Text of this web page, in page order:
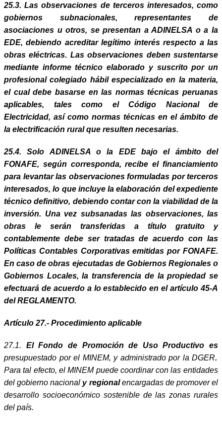
25.3. Las observaciones de terceros interesados, como
gobiernos subnacionales, representantes de
asociaciones u otros, se presentan a ADINELSA o a la
EDE, debiendo acreditar legítimo interés respecto a las
obras eléctricas. Las observaciones deben sustentarse
mediante informe técnico elaborado y suscrito por un
profesional colegiado hábil especializado en la materia,
el cual debe basarse en las normas técnicas peruanas
aplicables, tales como el Código Nacional de
Electricidad, así como normas técnicas en el ámbito de
la electrificación rural que resulten necesarias.
25.4. Solo ADINELSA o la EDE bajo el ámbito del
FONAFE, según corresponda, recibe el financiamiento
para levantar las observaciones formuladas por terceros
interesados, lo que incluye la elaboración del expediente
técnico definitivo, debiendo contar con la viabilidad de la
inversión. Una vez subsanadas las observaciones, las
obras le serán transferidas a título gratuito y
contablemente debe ser tratadas de acuerdo con las
Políticas Contables Corporativas emitidas por FONAFE.
En caso de obras ejecutadas de Gobiernos Regionales o
Gobiernos Locales, la transferencia de la propiedad se
efectuará de acuerdo a lo establecido en el artículo 45-A
del REGLAMENTO.
Artículo 27.- Procedimiento aplicable
27.1. El Fondo de Promoción de Uso Productivo es
presupuestado por el MINEM, y administrado por la DGER.
Para tal efecto, el MINEM puede coordinar con las entidades
del gobierno nacional y regionalencargadas de promover el
desarrollo socioeconómico sostenible de las zonas rurales
del país.